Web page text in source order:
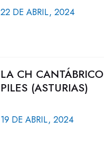
22 DE ABRIL, 2024
LA CH
PILES (ASTURIAS)
19 DE ABRIL, 2024